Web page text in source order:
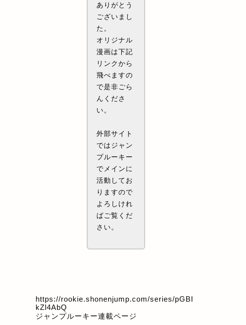
ありがとう
ございまし
た。
オリジナル
漫画は下記
リンクから
飛べますの
で是非ごら
んくださ
い。
外部サイト
ではジャン
プルーキー
でメインに
活動してお
りますので
よろしけれ
ばご覧くだ
さい。
https://rookie.shonenjump.com/series/pGBI
kZl4AbQ
ジャンプルーキー連載ページ